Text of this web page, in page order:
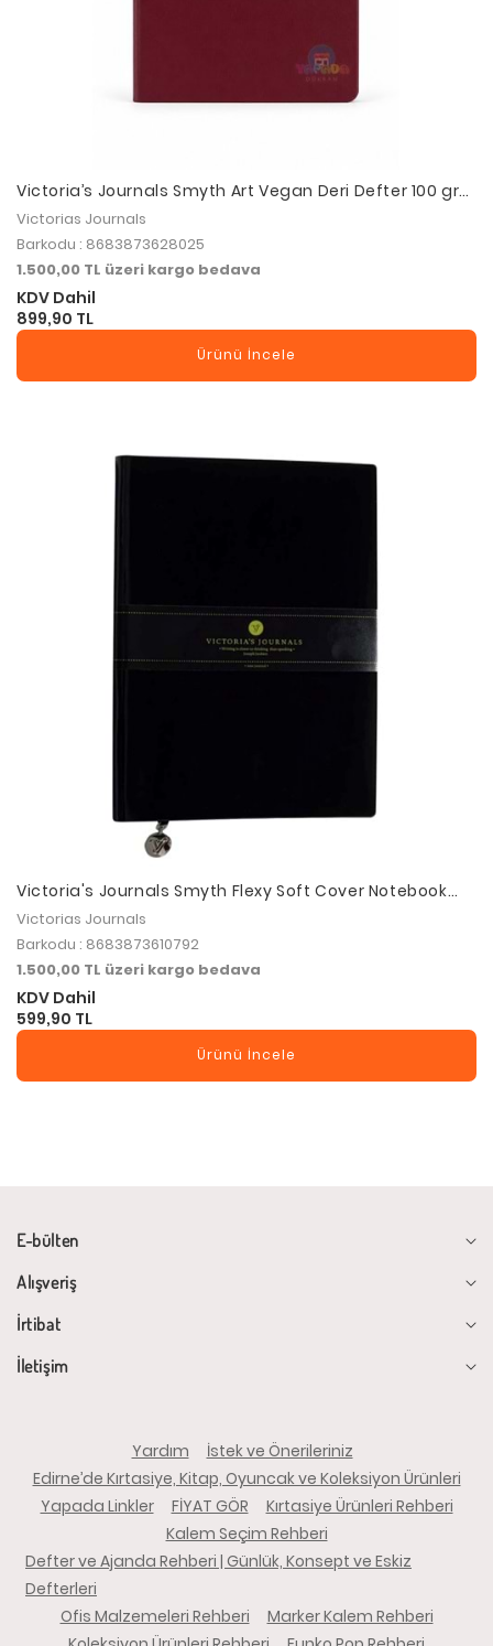
Victoria’s Journals Smyth Art Vegan Deri Defter 100 gr
120 Yaprak - Düz Bordo
Victorias Journals
Barkodu : 8683873628025
1.500,00 TL üzeri kargo bedava
KDV Dahil
899,90 TL
Ürünü İncele
Victoria's Journals Smyth Flexy Soft Cover Notebook
19x25cm Çizgili Siyah
Victorias Journals
Barkodu : 8683873610792
1.500,00 TL üzeri kargo bedava
KDV Dahil
599,90 TL
Ürünü İncele
E-bülten
Alışveriş
İrtibat
İletişim
Yardım
İstek ve Önerileriniz
Edirne’de Kırtasiye, Kitap, Oyuncak ve Koleksiyon Ürünleri
Yapada Linkler
FİYAT GÖR
Kırtasiye Ürünleri Rehberi
Kalem Seçim Rehberi
Defter ve Ajanda Rehberi | Günlük, Konsept ve Eskiz
Defterleri
Ofis Malzemeleri Rehberi
Marker Kalem Rehberi